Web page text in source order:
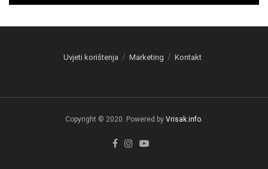
Uvjeti korištenja Marketing Kontakt
Copyright © 2020. Powered by Vrisak.info